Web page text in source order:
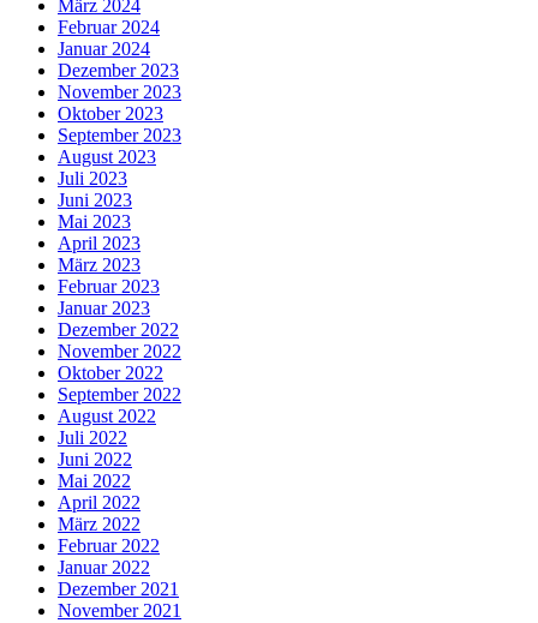
März 2024
Februar 2024
Januar 2024
Dezember 2023
November 2023
Oktober 2023
September 2023
August 2023
Juli 2023
Juni 2023
Mai 2023
April 2023
März 2023
Februar 2023
Januar 2023
Dezember 2022
November 2022
Oktober 2022
September 2022
August 2022
Juli 2022
Juni 2022
Mai 2022
April 2022
März 2022
Februar 2022
Januar 2022
Dezember 2021
November 2021